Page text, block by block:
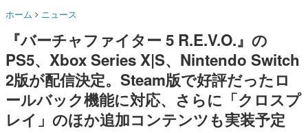
名作ゲームクリエイターの方々に製作時のエピソードをお
きます。
赫本
この物語を解いてはいけない。『赫本』は、〈試験問題〉
の形をした短編ホラー小説集です。
新世代に訊く
これからのデジタルゲーム市場を担う若きクリエイター達
ホーム ニュース
『バーチャファイター 5 R.E.V.O.』の
PS5、Xbox Series X|S、Nintendo Switch
2版が配信決定。Steam版で好評だったロ
ールバック機能に対応、さらに「クロスプ
レイ」のほか追加コンテンツも実装予定